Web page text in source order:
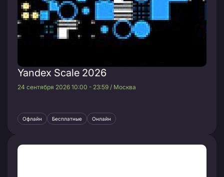
Yandex Scale 2026
24 сентября 2026 10:00 - 23:59 / Москва
Офлайн Бесплатные Онлайн